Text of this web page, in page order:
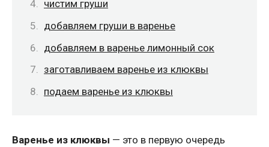
чистим груши
добавляем груши в варенье
добавляем в варенье лимонный сок
заготавливаем варенье из клюквы
подаем варенье из клюквы
Варенье из клюквы — это в первую очередь